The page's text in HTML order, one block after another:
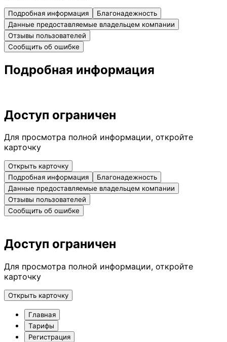
Подробная информация
Благонадежность
Данные предоставляемые владельцем компании
Отзывы пользователей
Сообщить об ошибке
Подробная информация
Доступ ограничен
Для просмотра полной информации, откройте
карточку
Открыть карточку
Подробная информация
Благонадежность
Данные предоставляемые владельцем компании
Отзывы пользователей
Сообщить об ошибке
Доступ ограничен
Для просмотра полной информации, откройте
карточку
Открыть карточку
Главная
Тарифы
Регистрация